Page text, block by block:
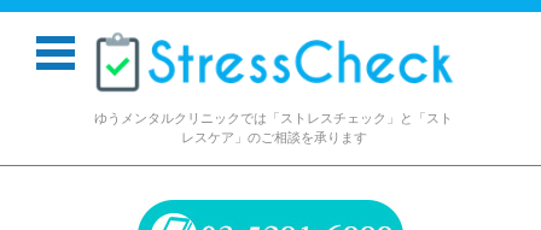
ゆうメンタルクリニックでは「ストレスチェック」と「スト
レスケア」のご相談を承ります